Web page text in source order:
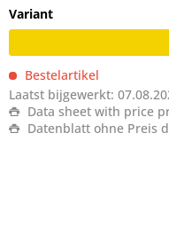
Variant
Bestelartikel
Laatst bijgewerkt:
Data sheet with price
Datenblatt ohne Preis